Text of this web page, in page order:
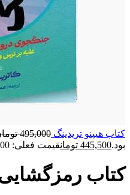
کتاب هیپنو تریدینگ 495,000
بود.445,500 تومانقیمت فعلی: 445,500 تومان.
کتاب